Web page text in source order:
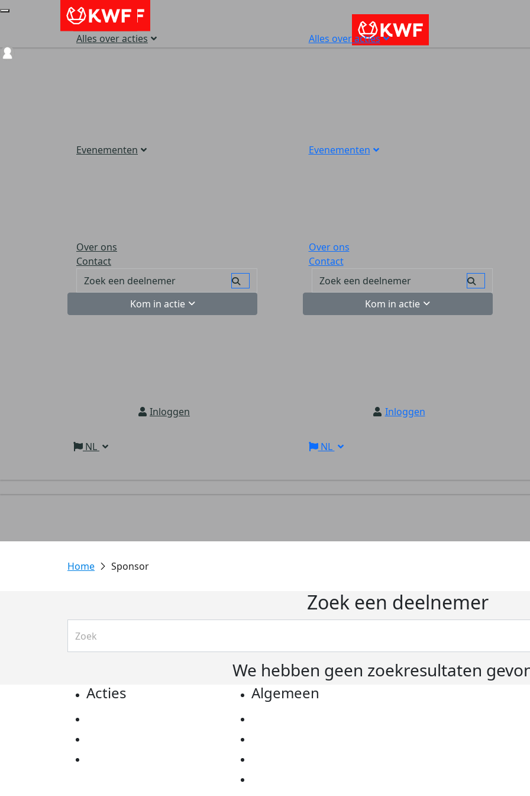
Alles over acties
Evenementen
Over ons
Contact
Kom in actie
Inloggen
NL
Alles over acties
Evenementen
Over ons
Contact
Kom in actie
Inloggen
NL
Sponsor
Zoek een deelnemer
We hebben geen zoekresultaten
Acties Algemeen